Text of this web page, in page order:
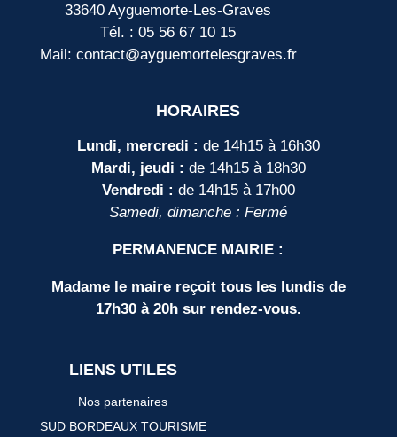
33640 Ayguemorte-Les-Graves
Tél. : 05 56 67 10 15
Mail: contact@ayguemortelesgraves.fr
HORAIRES
Lundi, mercredi : de 14h15 à 16h30
Mardi, jeudi : de 14h15 à 18h30
Vendredi : de 14h15 à 17h00
Samedi, dimanche : Fermé
PERMANENCE MAIRIE :
Madame le maire reçoit tous les lundis de
17h30 à 20h sur rendez-vous.
LIENS UTILES
Nos partenaires
SUD BORDEAUX TOURISME